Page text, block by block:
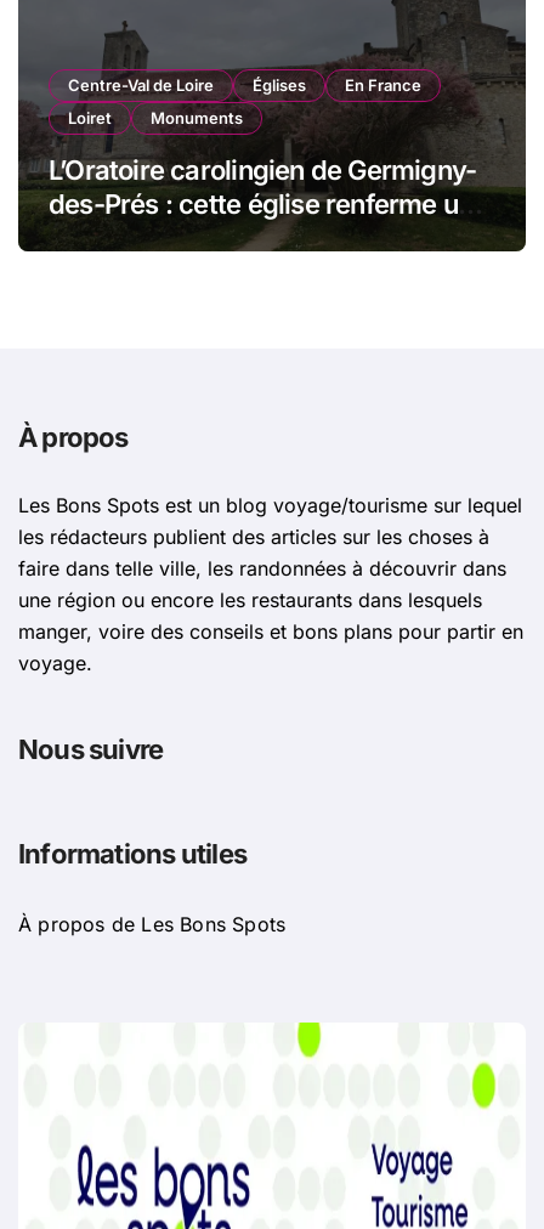
Centre-Val de Loire Églises
En France
Loiret
Monuments
L’Oratoire carolingien de Germigny-
des-Prés : cette église renferme une
magnifique mosaïque carolingienne
À propos
Les Bons Spots est un blog voyage/tourisme sur lequel
les rédacteurs publient des articles sur les choses à
faire dans telle ville, les randonnées à découvrir dans
une région ou encore les restaurants dans lesquels
manger, voire des conseils et bons plans pour partir en
voyage.
Nous suivre
Informations utiles
À propos de Les Bons Spots